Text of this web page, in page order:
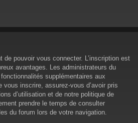
pouvoir vous connecter. L’inscription est
avantages. Les administrateurs du
supplémentaires aux
inscrire, assurez-vous d’avoir pris
d’utilisation et de notre politique de
prendre le temps de consulter
du forum lors de votre navigation.